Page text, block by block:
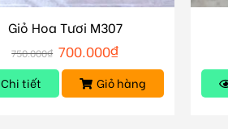
Giỏ Hoa Tươi M307
750.000₫ 700.000₫
Chi tiết Giỏ hàng